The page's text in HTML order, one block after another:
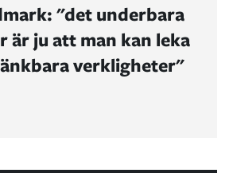
"det underbara
är ju att man kan leka
verkligheter"